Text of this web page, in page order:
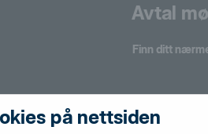
på nettsiden
Avtal
Finn ditt